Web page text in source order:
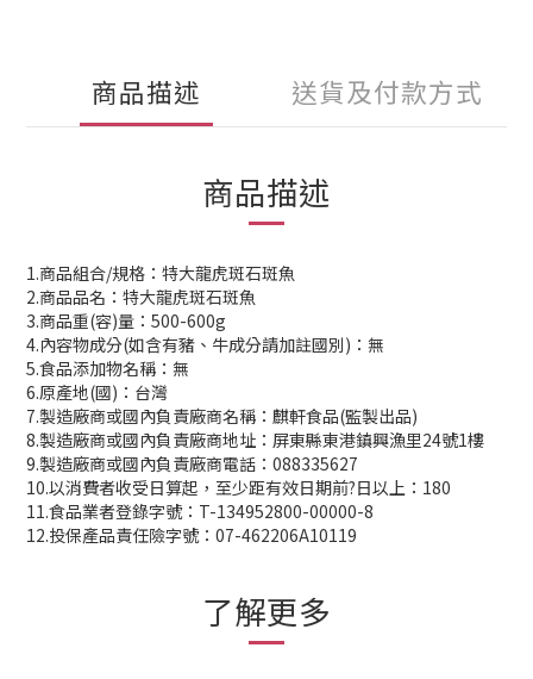
商品描述 送貨及付款方式
商品描述
1.商品組合/規格：特大龍虎斑石斑魚
2.商品品名：特大龍虎斑石斑魚
3.商品重(容)量：500-600g
4.內容物成分(如含有豬、牛成分請加註國別)：無
5.食品添加物名稱：無
6.原產地(國)：台灣
7.製造廠商或國內負責廠商名稱：麒軒食品(監製出品)
8.製造廠商或國內負責廠商地址：屏東縣東港鎮興漁里24號1樓
9.製造廠商或國內負責廠商電話：088335627
10.以消費者收受日算起，至少距有效日期前?日以上：180
11.食品業者登錄字號：T-134952800-00000-8
12.投保產品責任險字號：07-462206A10119
了解更多